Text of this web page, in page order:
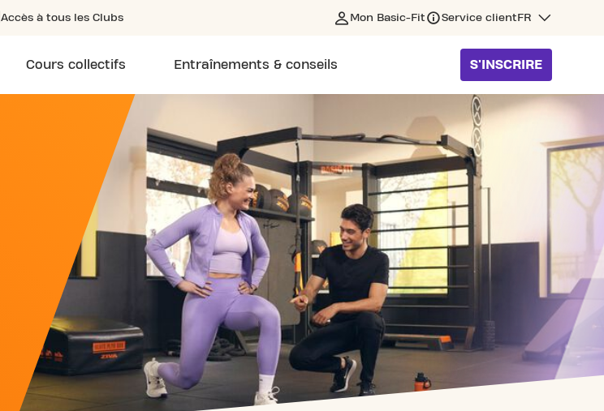
Accès à tous les Clubs Mon Basic-Fit Service client FR
Cours collectifs Entraînements & conseils S'INSCRIRE